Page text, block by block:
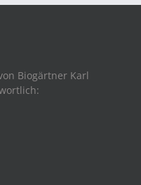
Biogärtner Karl